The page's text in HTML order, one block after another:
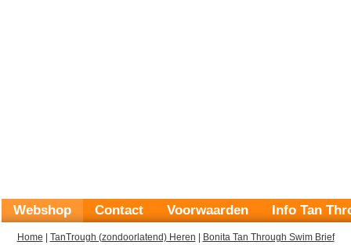
Webshop Contact Voorwaarden Info Tan
Home TanTrough (zondoorlatend) Heren Bonita Tan Through Swim Brief